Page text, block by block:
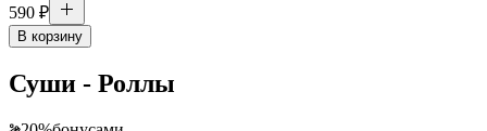
590 ₽
В корзину
Суши - Роллы